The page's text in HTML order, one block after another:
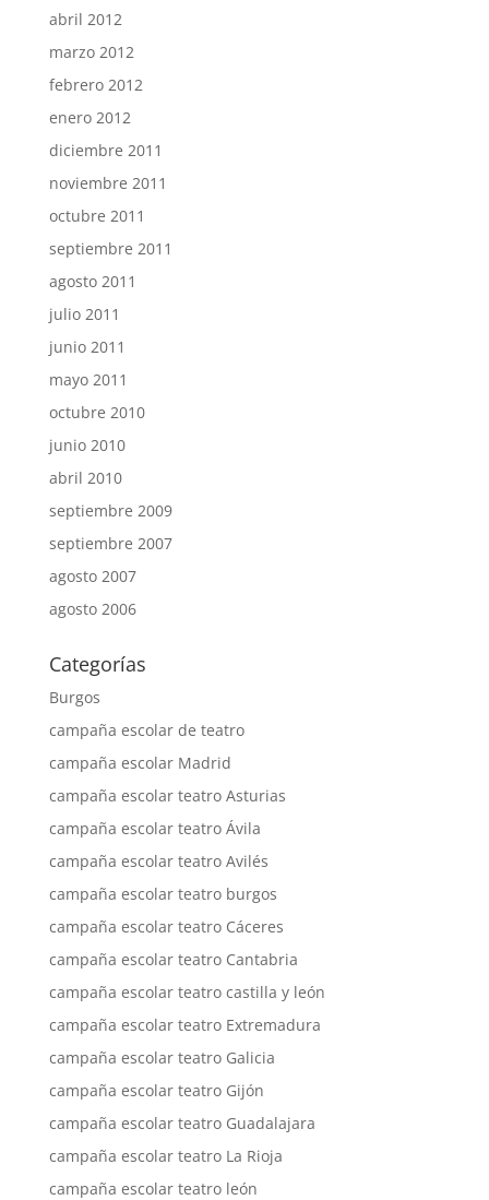
abril 2012
marzo 2012
febrero 2012
enero 2012
diciembre 2011
noviembre 2011
octubre 2011
septiembre 2011
agosto 2011
julio 2011
junio 2011
mayo 2011
octubre 2010
junio 2010
abril 2010
septiembre 2009
septiembre 2007
agosto 2007
agosto 2006
Categorías
Burgos
campaña escolar de teatro
campaña escolar Madrid
campaña escolar teatro Asturias
campaña escolar teatro Ávila
campaña escolar teatro Avilés
campaña escolar teatro burgos
campaña escolar teatro Cáceres
campaña escolar teatro Cantabria
campaña escolar teatro castilla y león
campaña escolar teatro Extremadura
campaña escolar teatro Galicia
campaña escolar teatro Gijón
campaña escolar teatro Guadalajara
campaña escolar teatro La Rioja
campaña escolar teatro león